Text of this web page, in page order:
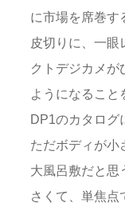
に市場を席巻す
皮切りに、一眼
クトデジカメが
ようになること
DP1のカタログ
ただボディが小
大風呂敷だと思
さくて、単焦点